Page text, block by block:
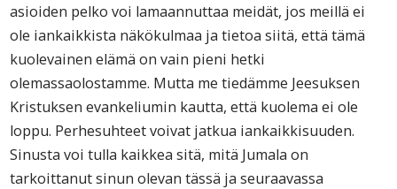
asioiden pelko voi lamaannuttaa meidät, jos meillä ei
ole iankaikkista näkökulmaa ja tietoa siitä, että tämä
kuolevainen elämä on vain pieni hetki
olemassaolostamme. Mutta me tiedämme Jeesuksen
Kristuksen evankeliumin kautta, että kuolema ei ole
loppu. Perhesuhteet voivat jatkua iankaikkisuuden.
Sinusta voi tulla kaikkea sitä, mitä Jumala on
tarkoittanut sinun olevan tässä ja seuraavassa